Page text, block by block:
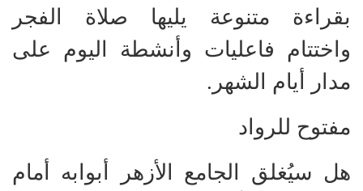
بقراءة متنوعة يليها صلاة الفجر
واختتام فاعليات وأنشطة اليوم على
مدار أيام الشهر.
مفتوح للرواد
هل سيُغلق الجامع الأزهر أبوابه أمام